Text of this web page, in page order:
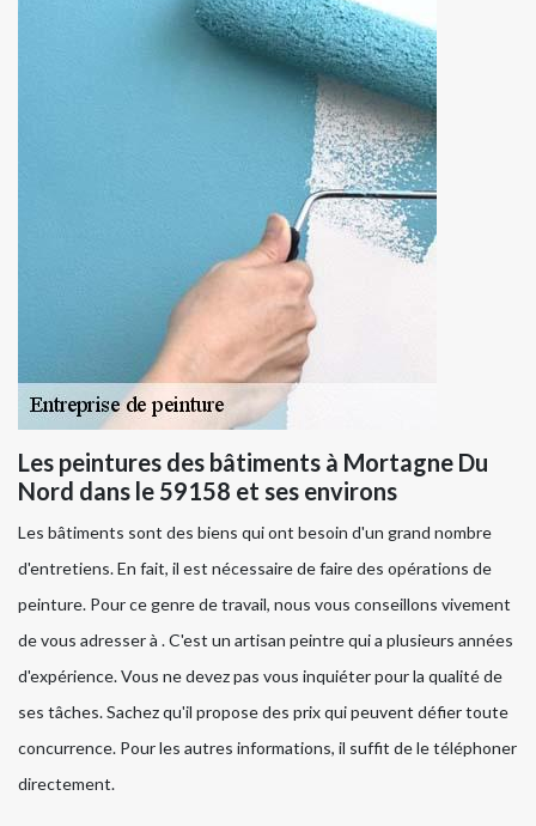
Les peintures des bâtiments à Mortagne Du
Nord dans le 59158 et ses environs
Les bâtiments sont des biens qui ont besoin d'un grand nombre
d'entretiens. En fait, il est nécessaire de faire des opérations de
peinture. Pour ce genre de travail, nous vous conseillons vivement
de vous adresser à . C'est un artisan peintre qui a plusieurs années
d'expérience. Vous ne devez pas vous inquiéter pour la qualité de
ses tâches. Sachez qu'il propose des prix qui peuvent défier toute
concurrence. Pour les autres informations, il suffit de le téléphoner
directement.